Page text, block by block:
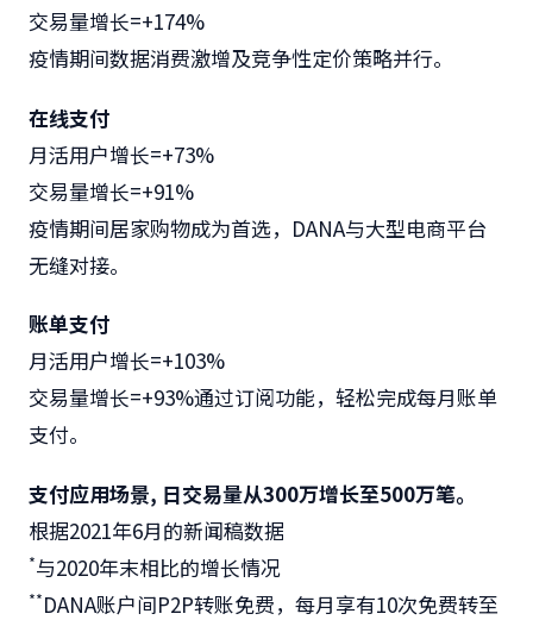
交易量增长=+174%
疫情期间数据消费激增及竞争性定价策略并行。
在线支付
月活用户增长=+73%
交易量增长=+91%
疫情期间居家购物成为首选，DANA与大型电商平台
无缝对接。
账单支付
月活用户增长=+103%
交易量增长=+93%通过订阅功能，轻松完成每月账单
支付。
支付应用场景, 日交易量从300万增长至500万笔。
根据2021年6月的新闻稿数据
*与2020年末相比的增长情况
**DANA账户间P2P转账免费，每月享有10次免费转至